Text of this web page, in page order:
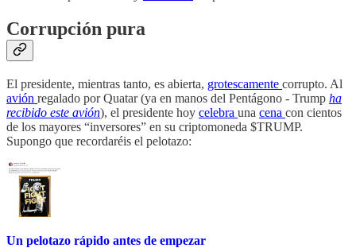
Corrupción pura
El presidente, mientras tanto, es abierta, grotescamente corrupto. Al
avión regalado por Quatar (ya en manos del Pentágono - Trump ha
recibido este avión), el presidente hoy celebra una cena con cientos
de los mayores “inversores” en su criptomoneda $TRUMP.
Supongo que recordaréis el pelotazo:
Un pelotazo rápido antes de empezar